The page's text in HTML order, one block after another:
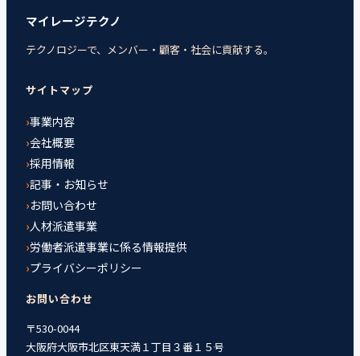
マイレージテクノ
テクノロジーで、メンバー・顧客・社会に貢献する。
サイトマップ
事業内容
会社概要
採用情報
記事・お知らせ
お問い合わせ
人材派遣事業
労働者派遣事業に係る情報提供
プライバシーポリシー
お問い合わせ
〒530-0044
大阪府大阪市北区東天満１丁目３番１５号